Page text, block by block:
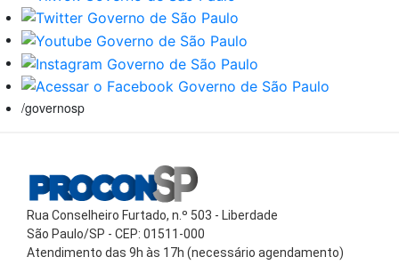
/governosp
Rua Conselheiro Furtado, n.º 503 - Liberdade
São Paulo/SP - CEP: 01511-000
Atendimento das 9h às 17h (necessário agendamento)